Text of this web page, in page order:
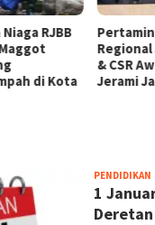
Pertamina Patra Niaga
Regional JBB Raih Gold
& CSR Awards 2026,
Jerami Jadi Peluang
PENDIDIKAN
1